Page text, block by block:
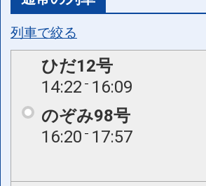
列車で絞る
ひだ12号
14:22 16:09
のぞみ98号
16:20 17:57